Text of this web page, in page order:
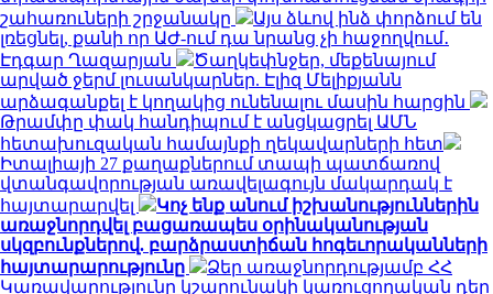
շահառուների շրջանակը
Այս ձևով ինձ փորձում են
լռեցնել, քանի որ ԱԺ-ում դա նրանց չի հաջողվում․
Էդգար Ղազարյան
Ծաղկեփնջեր, մեքենայում
արված ջերմ լուսանկարներ. Էլիզ Մելիքյանն
արձագանքել է կողակից ունենալու մասին հարցին
Թրամփը փակ հանդիպում է անցկացրել ԱՄՆ
հետախուզական համայնքի ղեկավարների հետ
Իտալիայի 27 քաղաքներում տապի պատճառով
վտանգավորության առավելագույն մակարդակ է
հայտարարվել
Կոչ ենք անում իշխանություններին
առաջնորդվել բացառապես օրինականության
սկզբունքներով. բարձրաստիճան հոգեւորականների
հայտարարությունը
Ձեր առաջնորդությամբ ՀՀ
Կառավարությունը կշարունակի կառուցողական դեր